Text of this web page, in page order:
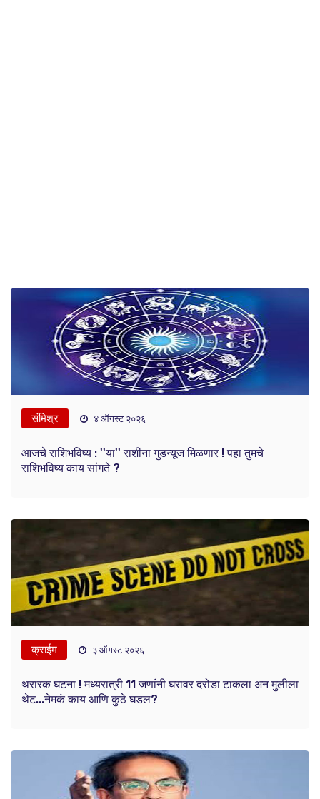
संमिश्र ४ ऑगस्ट २०२६
आजचे राशिभविष्य : ''या'' राशींना गुडन्यूज मिळणार ! पहा तुमचे
राशिभविष्य काय सांगते ?
क्राईम ३ ऑगस्ट २०२६
थरारक घटना ! मध्यरात्री 11 जणांनी घरावर दरोडा टाकला अन मुलीला
थेट...नेमकं काय आणि कुठे घडल?